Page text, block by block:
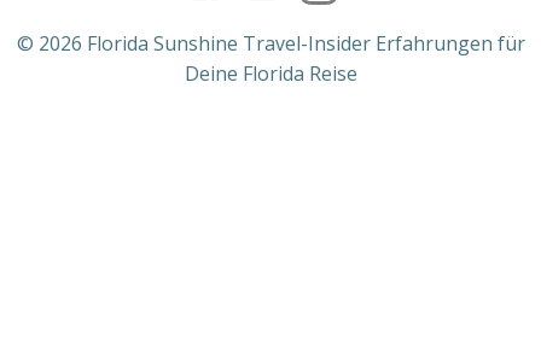
© 2026 Florida Sunshine Travel-Insider Erfahrungen für
Deine Florida Reise